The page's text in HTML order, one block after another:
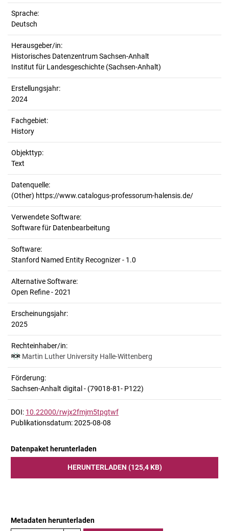
Sprache:
Deutsch
Herausgeber/in:
Historisches Datenzentrum Sachsen-Anhalt
Institut für Landesgeschichte (Sachsen-Anhalt)
Erstellungsjahr:
2024
Fachgebiet:
History
Objekttyp:
Text
Datenquelle:
(Other) https://www.catalogus-professorum-halensis.de/
Verwendete Software:
Software für Datenbearbeitung
Software:
Stanford Named Entity Recognizer - 1.0
Alternative Software:
Open Refine - 2021
Erscheinungsjahr:
2025
Rechteinhaber/in:
Martin Luther University Halle-Wittenberg
Förderung:
Sachsen-Anhalt digital - (79018-81- P122)
DOI: 10.22000/rwjx2fmjm5tpgtwf
Publikationsdatum: 2025-08-08
Datenpaket herunterladen
HERUNTERLADEN (125,4 KB)
Metadaten herunterladen